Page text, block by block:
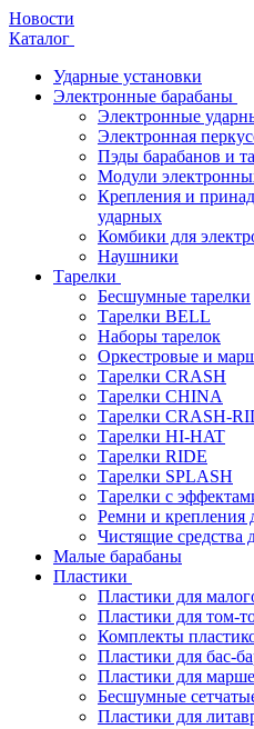
Новости
Каталог
Ударные установки
Электронные барабаны
Электронные
Электронная
Пэды барабанов и
Модули
Крепления и
ударных
Комбики для
Наушники
Тарелки
Бесшумные тарелки
Тарелки BELL
Наборы тарелок
Оркестровые и
Тарелки CRASH
Тарелки CHINA
Тарелки CRASH-
Тарелки HI-HAT
Тарелки RIDE
Тарелки SPLASH
Тарелки с
Ремни и крепления
Чистящие средства
Малые барабаны
Пластики
Пластики для
Пластики для том-
Комплекты
Пластики для бас-
Пластики для
Бесшумные
Пластики для